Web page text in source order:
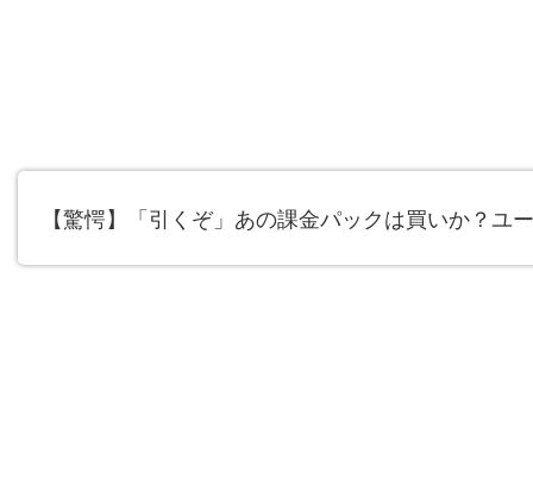
【驚愕】「引くぞ」あの課金パックは買いか